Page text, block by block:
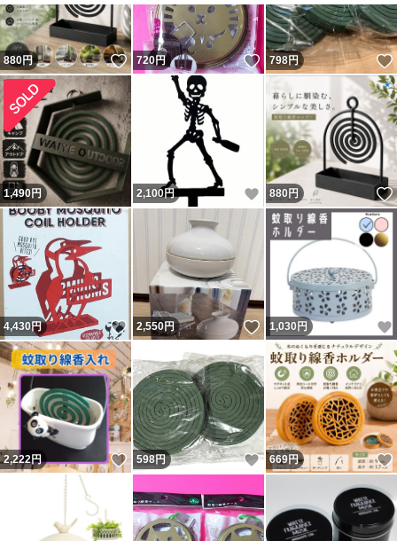
880円 いいね！
720円 いいね！
798円
1,490円 2,100円 いいね！
880 円
4,430円 いいね！
2,550円 いいね！
1,030 円
2,222円 いいね！
598円 いいね！
669円